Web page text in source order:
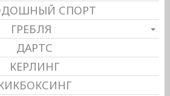
СПОРТ
ГРЕБЛЯ
ДАРТС
КЕРЛИНГ